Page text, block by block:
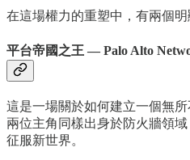
在這場權力的重塑中，有兩個明
平台帝國之王 — Palo Alto
這是一場關於如何建立一個無
兩位主角同樣出身於防火牆領
征服新世界。